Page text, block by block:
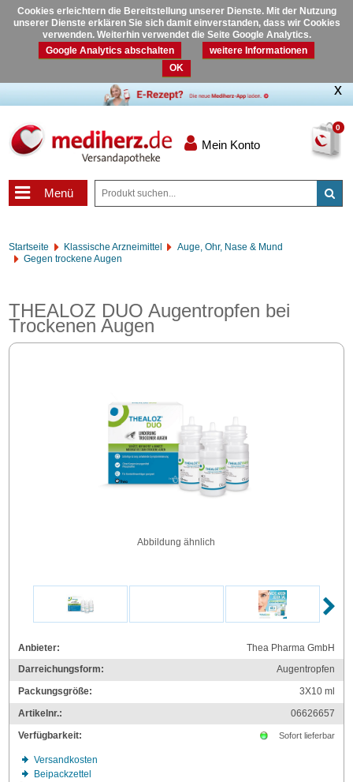
Cookies erleichtern die Bereitstellung unserer Dienste. Mit der Nutzung
unserer Dienste erklären Sie sich damit einverstanden, dass wir Cookies
verwenden. Weiterhin verwendet die Seite Google Analytics.
Google Analytics abschalten
weitere Informationen
OK
0
Mein Konto
Menü
Startseite Klassische Arzneimittel
Auge, Ohr, Nase & Mund
Gegen trockene Augen
THEALOZ DUO Augentropfen bei
Trockenen Augen
Abbildung ähnlich
Anbieter:
Thea Pharma GmbH
Darreichungsform:
Augentropfen
Packungsgröße:
3X10ml
Artikelnr.:
06626657
Verfügbarkeit:
Sofort lieferbar
Versandkosten
Beipackzettel